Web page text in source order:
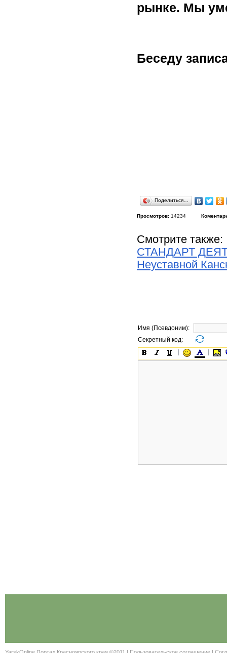
рынке. Мы
Беседу
Поделиться…
Просмотров: 14234
Смотрите также:
СТАНДАРТ
Неуставной
Имя (Псевдоним):
Секретный код: